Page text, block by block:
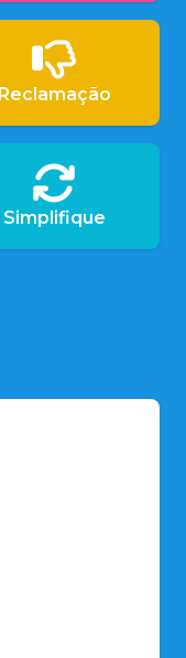
Reclamação
Simplifique